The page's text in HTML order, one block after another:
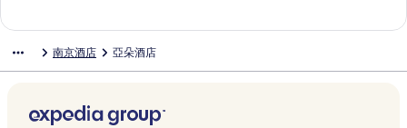
頁
R
d
T
面
r
r
i
頁
e
o
x
b
G
d
u
n
n
i
l
n
t
n
n
n
j
g
n
n
n
x
t
C
i
a
n
o
i
H
P
p
a
M
G
r
d
開
啟
l
南京酒店 亞朵酒店